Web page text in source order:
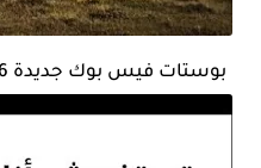
بوستات فيس بوك جديدة 2026 اجمل البوستات مصورة